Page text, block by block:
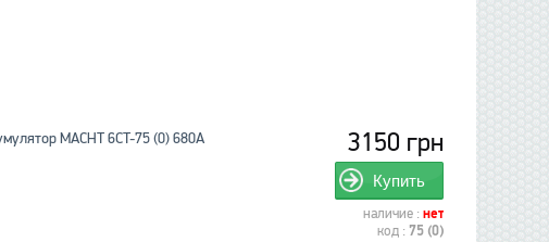
3150 грн
Купить
наличие :нет
код :75 (0)
MACHT 6CT-75 (0) 680A